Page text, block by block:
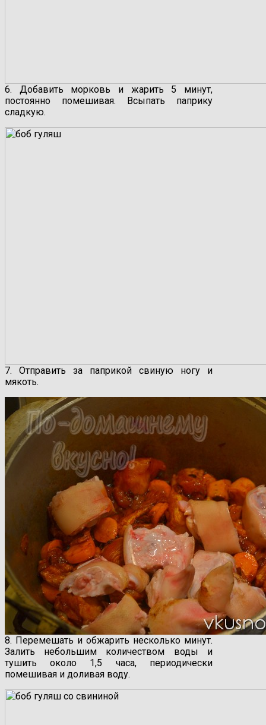
6. Добавить морковь и жарить 5 минут,
постоянно помешивая. Всыпать паприку
сладкую.
7. Отправить за паприкой свиную ногу и
мякоть.
8. Перемешать и обжарить несколько минут.
Залить небольшим количеством воды и
тушить около 1,5 часа, периодически
помешивая и доливая воду.